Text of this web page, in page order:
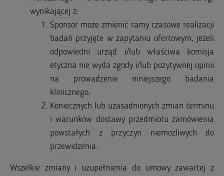
wynikającej z:
Sponsor może zmienić ramy czasowe realizacji
badań przyjęte w zapytaniu ofertowym, jeżeli
odpowiedni urząd i/lub właściwa komisja
etyczna nie wyda zgody i/lub pozytywnej opinii
na prowadzenie niniejszego badania
klinicznego.
Koniecznych lub uzasadnionych zmian terminu
i warunków dostawy przedmiotu zamówienia
powstałych z przyczyn niemożliwych do
przewidzenia.
Wszelkie zmiany i uzupełnienia do umowy zawartej z